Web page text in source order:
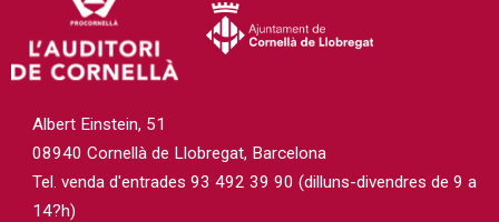
Albert Einstein, 51
08940 Cornellà de Llobregat, Barcelona
Tel. venda d'entrades 93 492 39 90 (dilluns-divendres de 9 a
14?h)